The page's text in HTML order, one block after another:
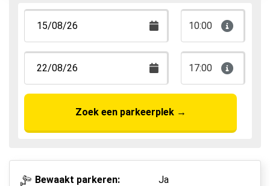
10:00
17:00
Zoek een parkeerplek→
Bewaakt parkeren:
Ja